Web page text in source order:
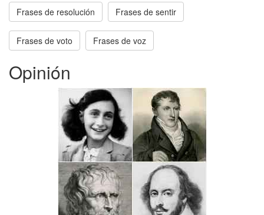
Frases de resolución Frases de sentir
Frases de voto Frases de voz
Opinión